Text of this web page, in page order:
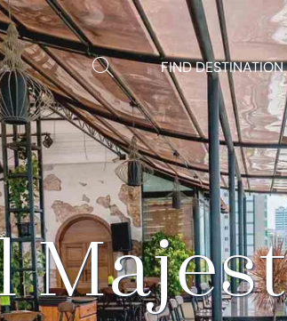
Vis/Skjul
søgning
FIND DESTINATION